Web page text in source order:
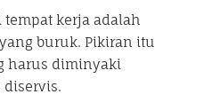
kerja adalah
buruk. Pikiran itu
harus diminyaki
diservis.